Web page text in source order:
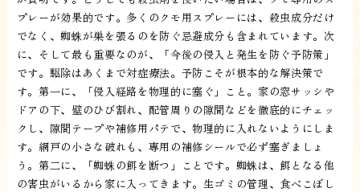
プレーが効果的です。多くのクモ用スプレーには、殺虫成分だけ
でなく、蜘蛛が巣を張るのを防ぐ忌避成分も含まれています。次
に、そして最も重要なのが、「今後の侵入と発生を防ぐ予防策」
です。駆除はあくまで対症療法。予防こそが根本的な解決策で
す。第一に、「侵入経路を物理的に塞ぐ」こと。家の窓サッシや
ドアの下、壁のひび割れ、配管周りの隙間などを徹底的にチェッ
クし、隙間テープや補修用パテで、物理的に入れないようにしま
す。網戸の小さな破れも、専用の補修シールで必ず塞ぎましょ
う。第二に、「蜘蛛の餌を断つ」ことです。蜘蛛は、餌となる他
の害虫がいるから家に入ってきます。生ゴミの管理、食べこぼし